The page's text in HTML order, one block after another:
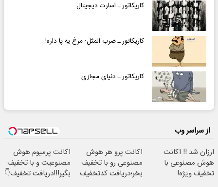
کاریکاتور ـ اسارت دیجیتال
کاریکاتور ـ ضرب المثل: مرغ یه پا داره!
کاریکاتور ـ دنیای مجازی
از سراسر وب
ارزان شد !! اکانت
هوش مصنوعی با
تخفیف ویژه!
اکانت پرو هر هوش
مصنوعی رو با تخفیف
بخر؛دریافت کدتخفیف
اکانت پرمیوم هوش
مصنوعیت و با تخفیف
بگیر!!!دریافت تخفیف👇